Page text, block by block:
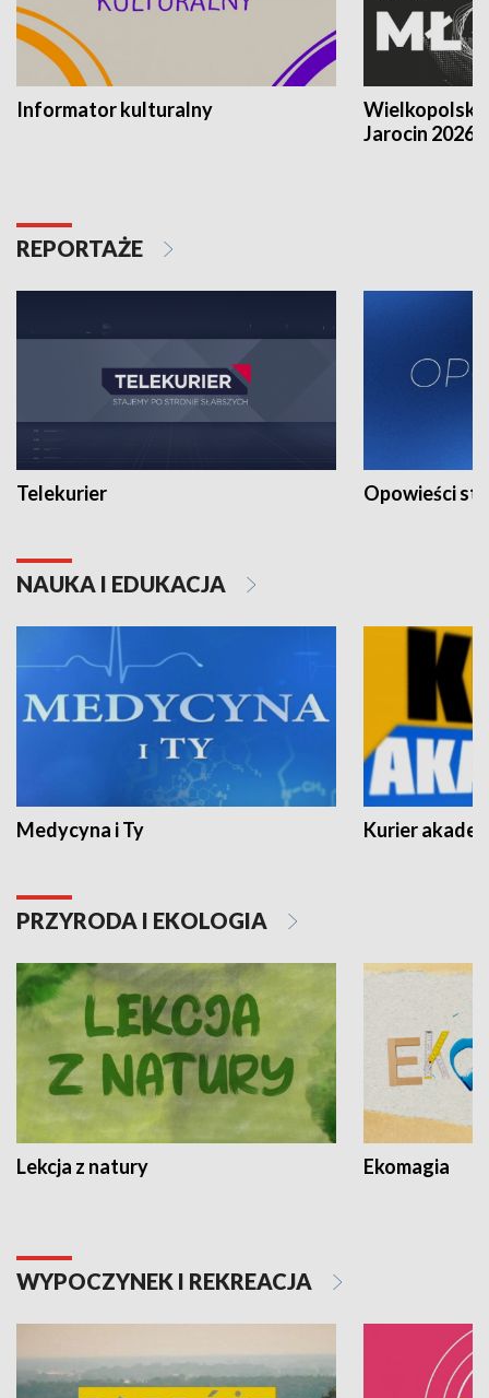
Informator kulturalny
Jarocin 2026
REPORTAŻE
Telekurier Opowieści
NAUKA I EDUKACJA
Medycyna i Ty Kurier
PRZYRODA I EKOLOGIA
Lekcja z natury Ekomagia
WYPOCZYNEK I REKREACJA